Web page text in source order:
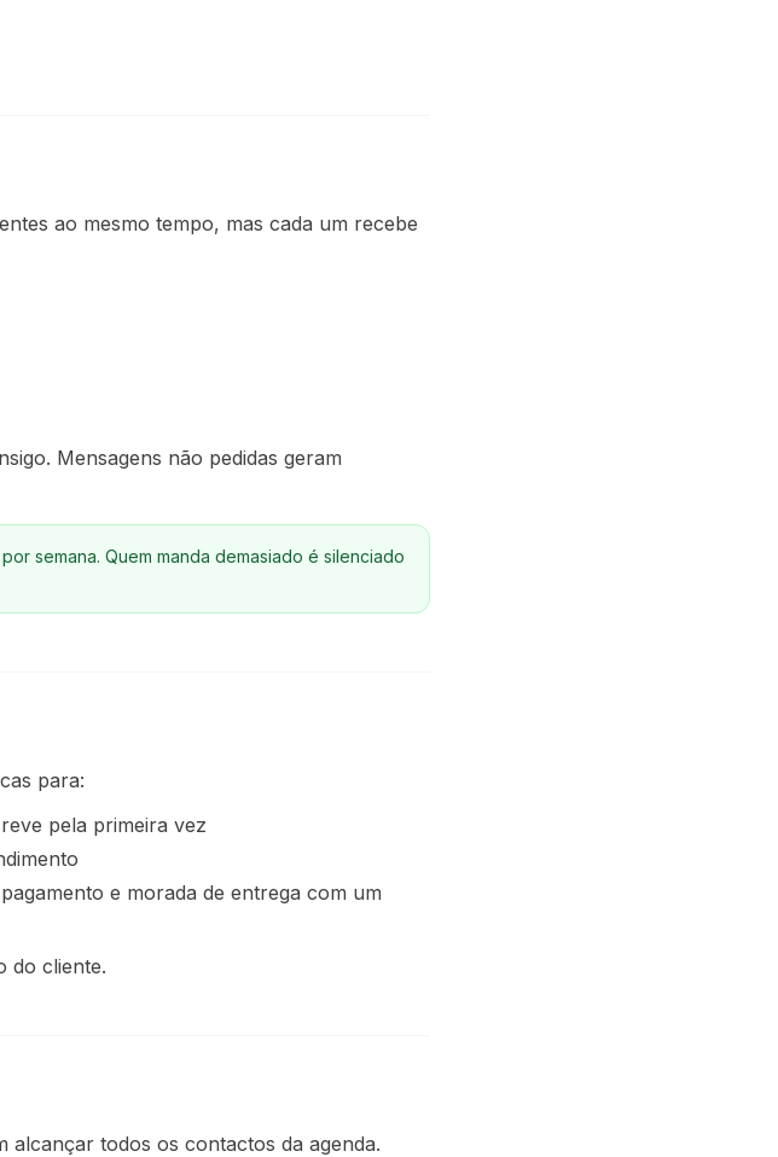
ao mesmo tempo, mas cada um recebe
Mensagens não pedidas geram
semana. Quem manda demasiado é silenciado
para:
pela primeira vez
e morada de entrega com um
do cliente.
alcançar todos os contactos da agenda.